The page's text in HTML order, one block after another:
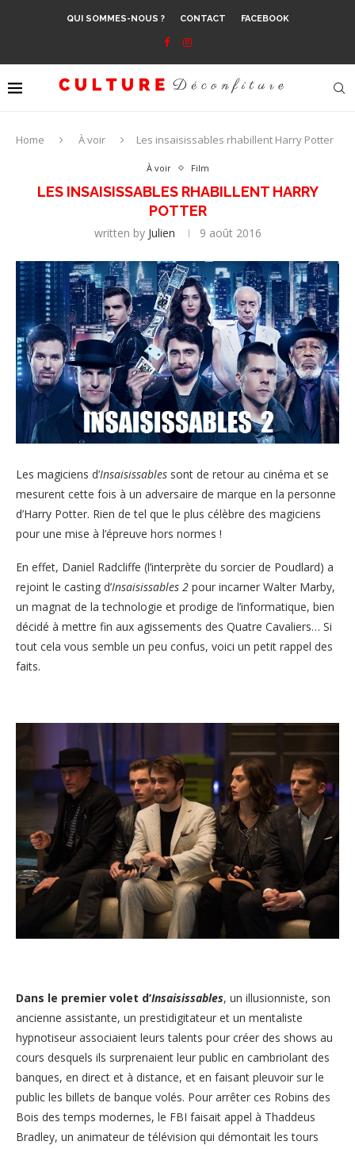
QUI SOMMES-NOUS ? CONTACT FACEBOOK
Home À voir Les insaisissables rhabillent Harry Potter
À voir Film
LES INSAISISSABLES RHABILLENT HARRY
POTTER
written by Julien 9 août 2016
Les magiciens d’Insaisissables sont de retour au cinéma et se
mesurent cette fois à un adversaire de marque en la personne
d’Harry Potter. Rien de tel que le plus célèbre des magiciens
pour une mise à l’épreuve hors normes !
En effet, Daniel Radcliffe (l’interprète du sorcier de Poudlard) a
rejoint le casting d’Insaisissables 2 pour incarner Walter Marby,
un magnat de la technologie et prodige de l’informatique, bien
décidé à mettre fin aux agissements des Quatre Cavaliers… Si
tout cela vous semble un peu confus, voici un petit rappel des
faits.
Dans le premier volet d’Insaisissables, un illusionniste, son
ancienne assistante, un prestidigitateur et un mentaliste
hypnotiseur associaient leurs talents pour créer des shows au
cours desquels ils surprenaient leur public en cambriolant des
banques, en direct et à distance, et en faisant pleuvoir sur le
public les billets de banque volés. Pour arrêter ces Robins des
Bois des temps modernes, le FBI faisait appel à Thaddeus
Bradley, un animateur de télévision qui démontait les tours